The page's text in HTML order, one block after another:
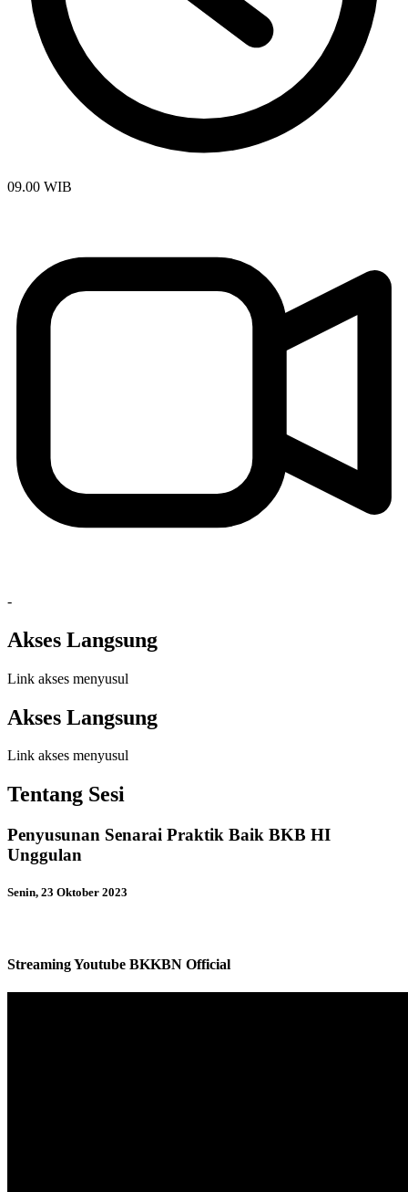
09.00 WIB
-
Akses Langsung
Link akses menyusul
Akses Langsung
Link akses menyusul
Tentang Sesi
Penyusunan Senarai Praktik Baik BKB HI
Unggulan
Senin, 23 Oktober 2023
Streaming Youtube BKKBN Official